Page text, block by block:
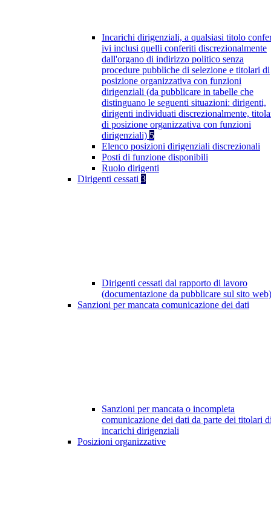
Incarichi dirigenziali, a qualsiasi titolo
ivi inclusi quelli conferiti discrezionalmente
dall'organo di indirizzo politico senza
procedure pubbliche di selezione e titolari di
posizione organizzativa con funzioni
dirigenziali (da pubblicare in tabelle che
distinguano le seguenti situazioni: dirigenti,
dirigenti individuati discrezionalmente,
di posizione organizzativa con funzioni
dirigenziali) 5
Elenco posizioni dirigenziali discrezionali
Posti di funzione disponibili
Ruolo dirigenti
Dirigenti cessati 3
Dirigenti cessati dal rapporto di lavoro
(documentazione da pubblicare sul sito
Sanzioni per mancata comunicazione dei dati
Sanzioni per mancata o incompleta
comunicazione dei dati da parte dei titolari
incarichi dirigenziali
Posizioni organizzative